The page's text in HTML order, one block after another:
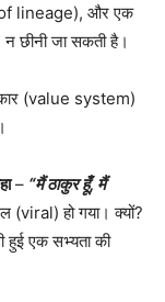
of lineage), और एक
छीनी जा सकती है।
(value system)
– “मैं ठाकुर हूँ, मैं
(viral) हो गया। क्यों?
हुई एक सभ्यता की